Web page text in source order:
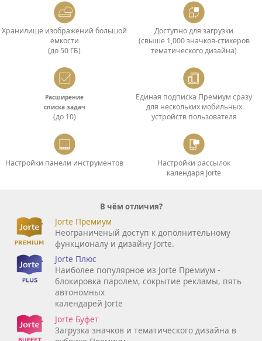
Хранилище изображений большой
емкости
(до 50 ГБ)
Доступно для загрузки
(свыше 1,000 значков-стикеров
тематического дизайна)
Расширение
списка задач
(до 10)
Единая подписка Премиум сразу
для нескольких мобильных
устройств пользователя
Настройки панели инструментов
Настройки рассылок
календаря Jorte
В чём отличия?
Jorte Премиум
Неограниченый доступ к дополнительному
функционалу и дизайну Jorte.
Jorte Плюс
Наиболее популярное из Jorte Премиум -
блокировка паролем, сокрытие рекламы, пять
автономных
календарей Jorte
Jorte Буфет
Загрузка значков и тематического дизайна в